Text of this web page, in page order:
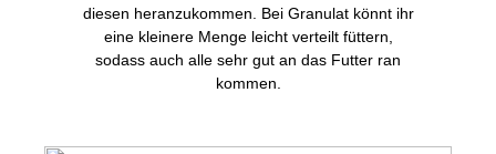
diesen heranzukommen. Bei Granulat könnt ihr
eine kleinere Menge leicht verteilt füttern,
sodass auch alle sehr gut an das Futter ran
kommen.